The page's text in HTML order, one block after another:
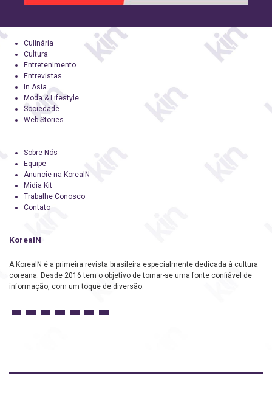
Culinária
Cultura
Entretenimento
Entrevistas
In Asia
Moda & Lifestyle
Sociedade
Web Stories
Sobre Nós
Equipe
Anuncie na KoreaIN
Midia Kit
Trabalhe Conosco
Contato
KoreaIN
A KoreaIN é a primeira revista brasileira especialmente dedicada à cultura
coreana. Desde 2016 tem o objetivo de tornar-se uma fonte confiável de
informação, com um toque de diversão.